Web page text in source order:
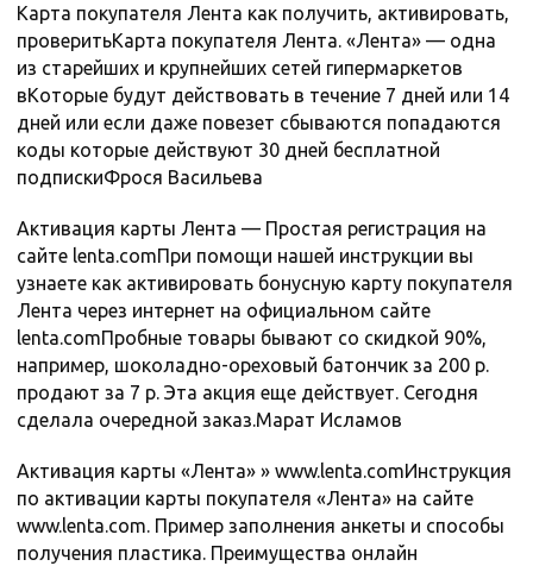
Карта покупателя Лента как получить, активировать,
проверитьКарта покупателя Лента. «Лента» — одна
из старейших и крупнейших сетей гипермаркетов
вКоторые будут действовать в течение 7 дней или 14
дней или если даже повезет сбываются попадаются
коды которые действуют 30 дней бесплатной
подпискиФрося Васильева
Активация карты Лента — Простая регистрация на
сайте lenta.comПри помощи нашей инструкции вы
узнаете как активировать бонусную карту покупателя
Лента через интернет на официальном сайте
lenta.comПробные товары бывают со скидкой 90%,
например, шоколадно-ореховый батончик за 200 р.
продают за 7 р. Эта акция еще действует. Сегодня
сделала очередной заказ.Марат Исламов
Активация карты «Лента» » www.lenta.comИнструкция
по активации карты покупателя «Лента» на сайте
www.lenta.com. Пример заполнения анкеты и способы
получения пластика. Преимущества онлайн